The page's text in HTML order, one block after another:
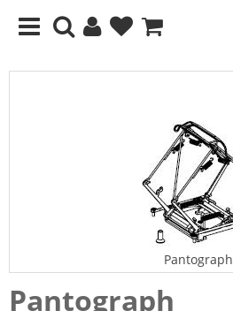
Pantograph
Pantograph